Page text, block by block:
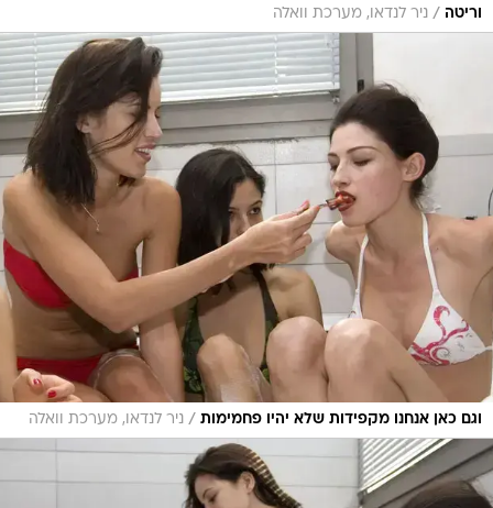
וריטה / ניר לנדאו, מערכת וואלה
וגם כאן אנחנו מקפידות שלא יהיו פחמימות / ניר לנדאו, מערכת וואלה